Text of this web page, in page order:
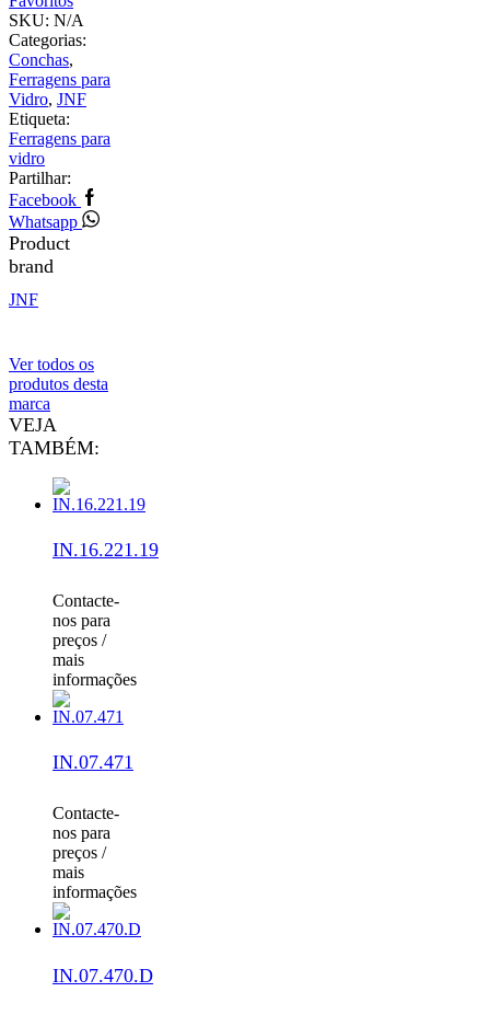
SKU: N/A
Categorias:
Conchas,
Ferragens para
Vidro, JNF
Etiqueta:
Ferragens para
vidro
Partilhar:
Facebook
Whatsapp
Product
brand
JNF
Ver todos os
produtos desta
marca
VEJA
TAMBÉM:
IN.16.221.19
Contacte-
nos para
preços /
mais
informações
IN.07.471
Contacte-
nos para
preços /
mais
informações
IN.07.470.D